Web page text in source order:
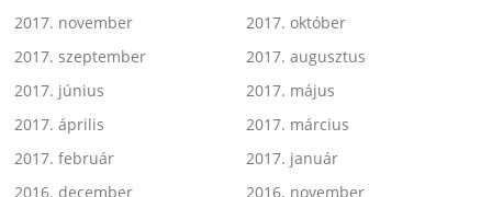
2017. november
2017. október
2017. szeptember
2017. augusztus
2017. június
2017. május
2017. április
2017. március
2017. február
2017. január
2016. december
2016. november